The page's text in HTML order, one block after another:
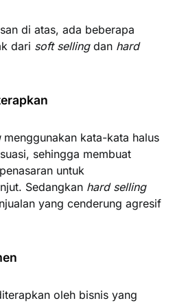
di atas, ada beberapa
dari soft sellingdan hard
menggunakan kata-kata halus
sehingga membuat
untuk
Sedangkan hard selling
yang cenderung agresif
oleh bisnis yang